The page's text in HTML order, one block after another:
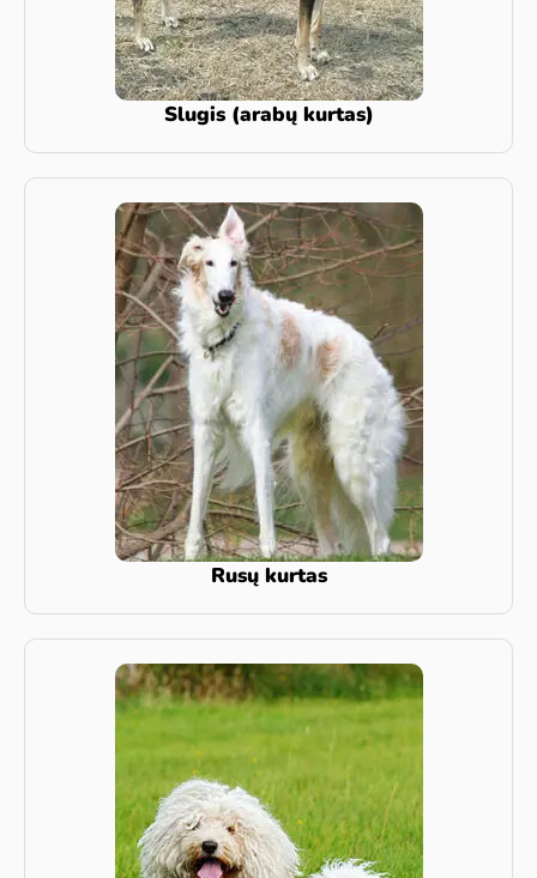
Slugis (arabų kurtas)
Rusų kurtas